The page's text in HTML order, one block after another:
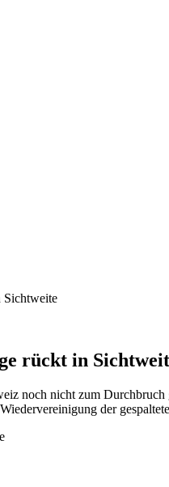
Sichtweite
rückt in
noch nicht zum
der